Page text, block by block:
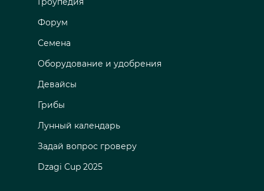
Форум
Семена
Оборудование и удобрения
Девайсы
Грибы
Лунный календарь
Задай вопрос гроверу
Dzagi Cup 2025